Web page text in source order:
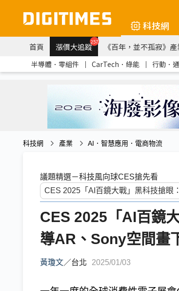
科技網
首頁 漲價大追蹤257 《百年，並不孤寂》
半導體．零組件 ｜ CarTech．綠能 ｜ 行動．
科技網 產業 AI．智慧應用．電商物流
議題精選－科技風向球CES搶先看
CES 2025「AI百鏡
導AR、Sony空間畫
黃瓊文／台北 2025/01/03